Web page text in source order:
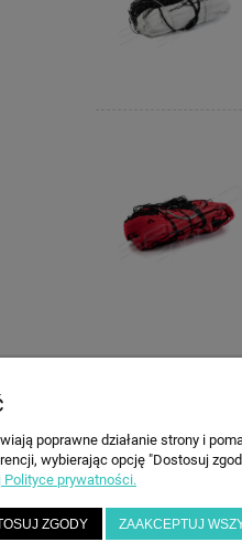
MOJE KONTO
Twoje zamówienia
Ustawienia konta
Przechowalnia
poprawne działanie strony i
wybierając opcję "Dostosuj
prywatności.
ZGODY ZAAKCEPTUJ